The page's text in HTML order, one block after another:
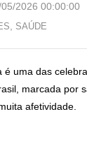
2026 00:00:00
SAÚDE
é uma das
marcada por
afetividade.